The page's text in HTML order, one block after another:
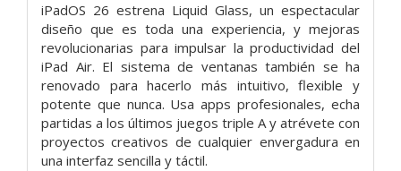
iPadOS 26 estrena Liquid Glass, un espectacular
diseño que es toda una experiencia, y mejoras
revolucionarias para impulsar la productividad del
iPad Air. El sistema de ventanas también se ha
renovado para hacerlo más intuitivo, flexible y
potente que nunca. Usa apps profesionales, echa
partidas a los últimos juegos triple A y atrévete con
proyectos creativos de cualquier envergadura en
una interfaz sencilla y táctil.